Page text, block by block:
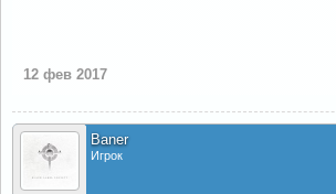
12 фев 2017
Baner
Игрок